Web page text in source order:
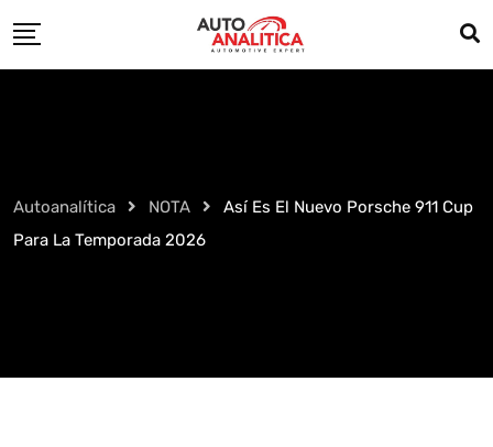
to
Autoanalítica NOTA
Así Es El Nuevo Porsche 911 Cup
Para La Temporada 2026